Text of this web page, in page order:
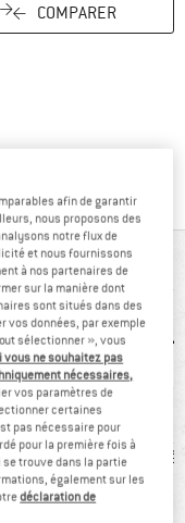
COMPARER
afin de garantir
nous proposons des
notre flux de
et nous fournissons
à nos partenaires de
sur la manière dont
sont situés dans des
vos données, par exemple
sélectionner », vous
vous ne souhaitez pas
nécessaires,
vos paramètres de
certaines
pas nécessaire pour
pour la première fois à
trouve dans la partie
également sur les
déclaration de